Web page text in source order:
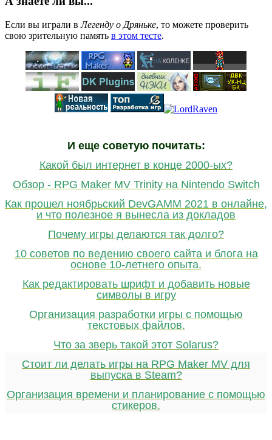
Если вы играли вЛегенду о Дряньке, то можете проверить
свою зрительную память в этом тесте.
И еще советую почитать:
Какой был интернет в конце 2000-ых?
Обзор - RPG Maker MV Trinity на Nintendo Switch
Как прошел ноябрьский DevGAMM 2021 в онлайне,
и что полезное я вынесла из докладов
Почему игры делаются так долго?
10 советов по ведению своего сайта и блога на
основе 10-летнего опыта.
Как редактировать шрифт и добавить новые
символы в игру
Организация разработки игры с помощью
текстовых файлов.
Что за зверь такой этот Solarus?
Стоит ли делать игры на RPG Maker MV для
выпуска в Steam?
Организация времени и планирование с помощью
стикеров.